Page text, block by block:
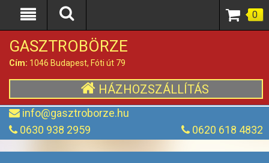
GASZTROBÖRZE
Cím: 1046 Budapest, Fóti út 79
HÁZHOZSZÁLLÍTÁS
info@gasztroborze.hu
0630 938 2959
0620 618 4832
0